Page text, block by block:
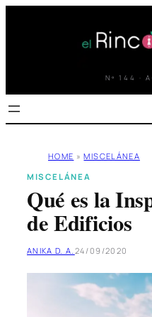
Nº 144 ·
HOME » MISCELÁNEA
MISCELÁNEA
Qué es la
de Edificios
ANIKA D. A. 24/09/2020